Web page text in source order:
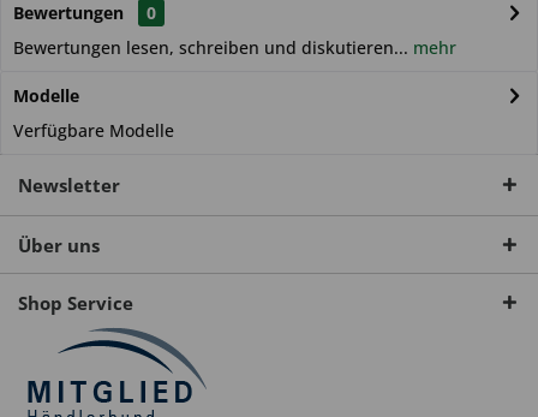
Bewertungen
0
Bewertungen lesen, schreiben und diskutieren... mehr
Modelle
Verfügbare Modelle
Newsletter
Über uns
Shop Service